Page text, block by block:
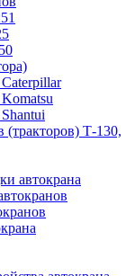
Caterpillar
(тракторов) Т-130,
автокрана